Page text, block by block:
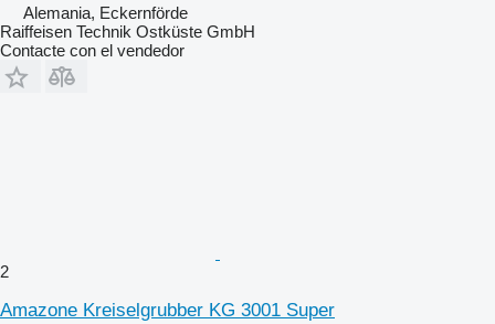
Alemania, Eckernförde
Raiffeisen Technik Ostküste GmbH
Contacte con el vendedor
2
Amazone Kreiselgrubber KG 3001 Super